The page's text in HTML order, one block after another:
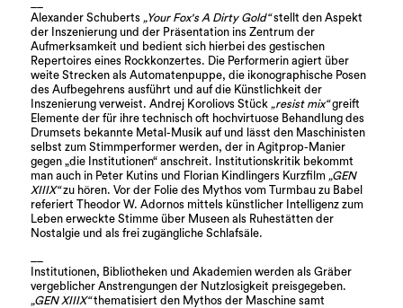
Alexander Schuberts „Your Fox's A Dirty Gold“stellt den Aspekt
der Inszenierung und der Präsentation ins Zentrum der
Aufmerksamkeit und bedient sich hierbei des gestischen
Repertoires eines Rockkonzertes. Die Performerin agiert über
weite Strecken als Automatenpuppe, die ikonographische Posen
des Aufbegehrens ausführt und auf die Künstlichkeit der
Inszenierung verweist. Andrej Koroliovs Stück „resist mix“greift
Elemente der für ihre technisch oft hochvirtuose Behandlung des
Drumsets bekannte Metal-Musik auf und lässt den Maschinisten
selbst zum Stimmperformer werden, der in Agitprop-Manier
gegen „die Institutionen“ anschreit. Institutionskritik bekommt
man auch in Peter Kutins und Florian Kindlingers Kurzfilm „GEN
XIIIX“zu hören. Vor der Folie des Mythos vom Turmbau zu Babel
referiert Theodor W. Adornos mittels künstlicher Intelligenz zum
Leben erweckte Stimme über Museen als Ruhestätten der
Nostalgie und als frei zugängliche Schlafsäle.
Institutionen, Bibliotheken und Akademien werden als Gräber
vergeblicher Anstrengungen der Nutzlosigkeit preisgegeben.
„GEN XIIIX“thematisiert den Mythos der Maschine samt